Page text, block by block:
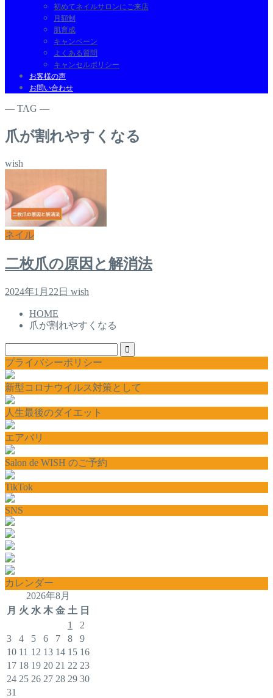
初めてネイルサロンにご来店
月額制
肌育成
キャンペーン
よくある質問
キャンセルポリシー
お客様の声
お問い合わせ
― TAG ―
爪が割れやすくなる
wish
ネイル
二枚爪の原因と解消法
2024年1月22日 wish
HOME
爪が割れやすくなる
プライバシーポリシー
新型コロナウイルス対策として
人生最後のダイエット
エアバリ
Salon de WISH のご予約
TikTok
SNS
カレンダー
2026年8月
月 火 水 木 金 土 日
1
2
3
4 5 6 7 8
9
10 11 12 13 14 15 16
17 18 19 20 21 22 23
24 25 26 27 28 29 30
31